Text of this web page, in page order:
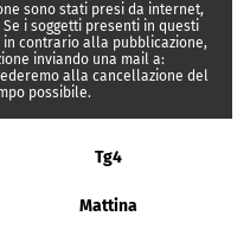
sono stati presi da internet,
i soggetti presenti in questi
contrario alla pubblicazione,
inviando una mail a:
alla cancellazione del
possibile.
Tg4
Mattina